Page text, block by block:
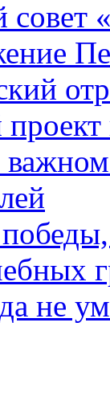
совет
не